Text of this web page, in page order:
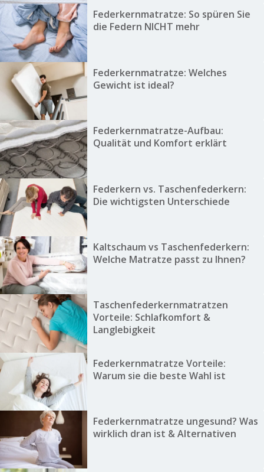
Federkernmatratze: So spüren Sie
die Federn NICHT mehr
Federkernmatratze: Welches
Gewicht ist ideal?
Federkernmatratze-Aufbau:
Qualität und Komfort erklärt
Federkern vs. Taschenfederkern:
Die wichtigsten Unterschiede
Kaltschaum vs Taschenfederkern:
Welche Matratze passt zu Ihnen?
Taschenfederkernmatratzen
Vorteile: Schlafkomfort &
Langlebigkeit
Federkernmatratze Vorteile:
Warum sie die beste Wahl ist
Federkernmatratze ungesund? Was
wirklich dran ist & Alternativen